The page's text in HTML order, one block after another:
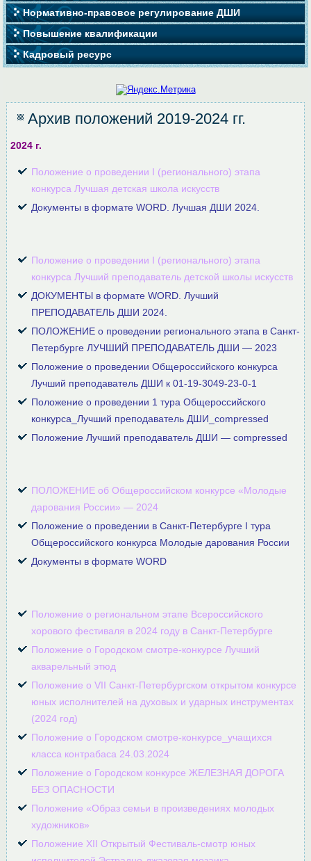
Нормативно-правовое регулирование ДШИ
Повышение квалификации
Кадровый ресурс
Архив положений 2019-2024 гг.
2024 г.
Положение о проведении I (регионального) этапа
конкурса Лучшая детская школа искусств
Документы в формате WORD. Лучшая ДШИ 2024.
Положение о проведении I (регионального) этапа
конкурса Лучший преподаватель детской школы искусств
ДОКУМЕНТЫ в формате WORD. Лучший
ПРЕПОДАВАТЕЛЬ ДШИ 2024.
ПОЛОЖЕНИЕ о проведении регионального этапа в Санкт-
Петербурге ЛУЧШИЙ ПРЕПОДАВАТЕЛЬ ДШИ — 2023
Положение о проведении Общероссийского конкурса
Лучший преподаватель ДШИ к 01-19-3049-23-0-1
Положение о проведении 1 тура Общероссийского
конкурса_Лучший преподаватель ДШИ_compressed
Положение Лучший преподаватель ДШИ — compressed
ПОЛОЖЕНИЕ об Общероссийском конкурсе «Молодые
дарования России» — 2024
Положение о проведении в Санкт-Петербурге I тура
Общероссийского конкурса Молодые дарования России
Документы в формате WORD
Положение о региональном этапе Всероссийского
хорового фестиваля в 2024 году в Санкт-Петербурге
Положение о Городском смотре-конкурсе Лучший
акварельный этюд
Положение о VII Санкт-Петербургском открытом конкурсе
юных исполнителей на духовых и ударных инструментах
(2024 год)
Положение о Городском смотре-конкурсе_учащихся
класса контрабаса 24.03.2024
Положение о Городском конкурсе ЖЕЛЕЗНАЯ ДОРОГА
БЕЗ ОПАСНОСТИ
Положение «Образ семьи в произведениях молодых
художников»
Положение XII Открытый Фестиваль-смотр юных